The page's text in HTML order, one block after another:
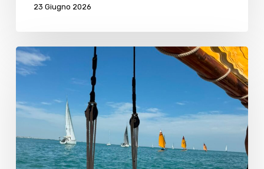
23 Giugno 2026
Marinai
per
giorno
con
l’associazione
Vele
al